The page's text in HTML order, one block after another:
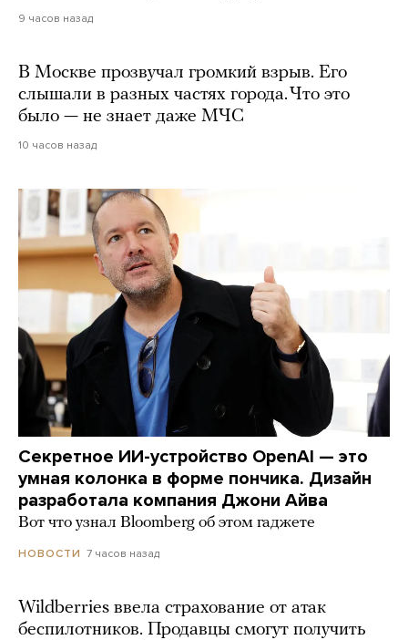
9 часов назад
В Москве прозвучал громкий взрыв. Его
слышали в разных частях города. Что это
было — не знает даже МЧС
10 часов назад
Секретное ИИ-устройство OpenAI — это
умная колонка в форме пончика. Дизайн
разработала компания Джони Айва
Вот что узнал Bloomberg об этом гаджете
НОВОСТИ 7 часов назад
Wildberries ввела страхование от атак
беспилотников. Продавцы смогут получить